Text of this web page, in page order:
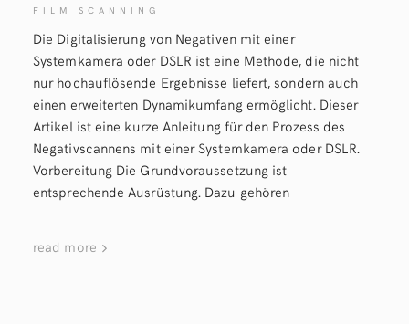
FILM SCANNING
Die Digitalisierung von Negativen mit einer
Systemkamera oder DSLR ist eine Methode, die nicht
nur hochauflösende Ergebnisse liefert, sondern auch
einen erweiterten Dynamikumfang ermöglicht. Dieser
Artikel ist eine kurze Anleitung für den Prozess des
Negativscannens mit einer Systemkamera oder DSLR.
Vorbereitung Die Grundvoraussetzung ist
entsprechende Ausrüstung. Dazu gehören
read more